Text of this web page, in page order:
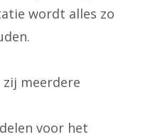
wordt alles zo
meerdere
voor het